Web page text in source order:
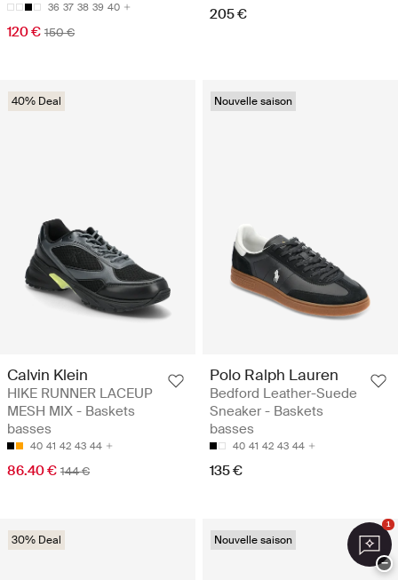
36 37 38 39 40
120 € 150 €
205 €
40% Deal
Calvin Klein
HIKE RUNNER LACEUP
MESH MIX - Baskets
basses
40 41 42 43 44
86.40 € 144 €
Nouvelle saison
Polo Ralph Lauren
Bedford Leather-Suede
Sneaker - Baskets
basses
40 41 42 43 44
135 €
30% Deal Nouvelle saison
1
−